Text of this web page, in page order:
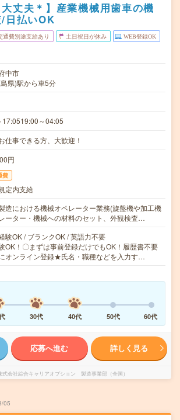
大丈夫＊】産業機械用歯車の機
日払いOK
通費別途支給あり 土日祝日が休み WEB登録OK
中市
県)駅から車5分
17:0519:00～04:05
仕事できる方、大歓迎！
円
費
定内支給
造における機械オペレーター業務(旋盤機や加工機
ーター・機械への材料のセット、外観検査…
験OK / ブランクOK / 英語力不要
OK！〇まずは事前登録だけでもOK！履歴書不要
オンライン登録★氏名・職種などを入力す…
30代 40代 50代 60代
応募へ進む 詳しく見る
式会社綜合キャリアオプション 製造事業部（全国）
05